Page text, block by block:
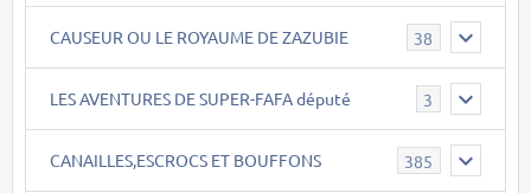
CAUSEUR OU LE ROYAUME DE ZAZUBIE 38
LES AVENTURES DE SUPER-FAFA député 3
CANAILLES,ESCROCS ET BOUFFONS 385